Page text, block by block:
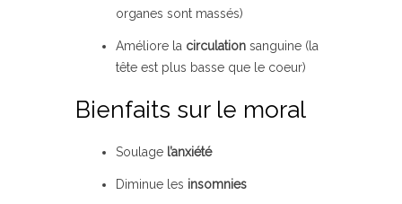
organes sont massés)
Améliore la circulation sanguine (la
tête est plus basse que le coeur)
Bienfaits sur le moral
Soulage l’anxiété
Diminue les insomnies